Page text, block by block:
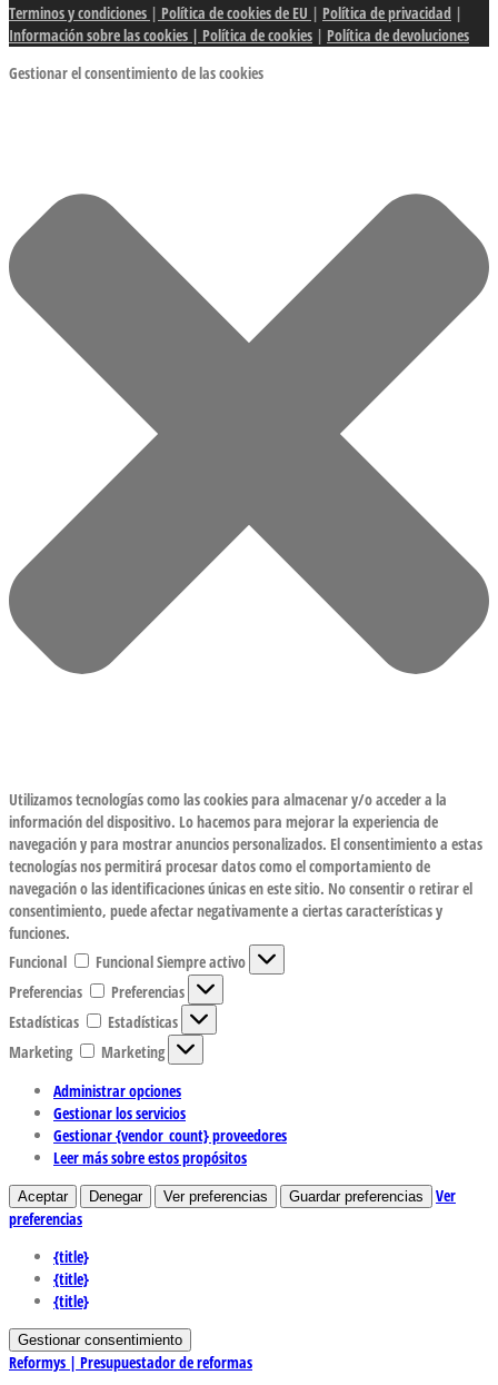
Terminos y condiciones | Política de cookies de EU | Política de privacidad |
Información sobre las cookies | Política de cookies | Política de devoluciones
Gestionar el consentimiento de las cookies
Utilizamos tecnologías como las cookies para almacenar y/o acceder a la
información del dispositivo. Lo hacemos para mejorar la experiencia de
navegación y para mostrar anuncios personalizados. El consentimiento a estas
tecnologías nos permitirá procesar datos como el comportamiento de
navegación o las identificaciones únicas en este sitio. No consentir o retirar el
consentimiento, puede afectar negativamente a ciertas características y
funciones.
Funcional
FuncionalSiempre activo
Preferencias
Preferencias
Estadísticas
Estadísticas
Marketing
Marketing
Administrar opciones
Gestionar los servicios
Gestionar {vendor_count} proveedores
Leer más sobre estos propósitos
Aceptar Denegar Ver preferencias Guardar preferencias
Ver
preferencias
{title}
{title}
{title}
Gestionar consentimiento
Reformys | Presupuestador de reformas